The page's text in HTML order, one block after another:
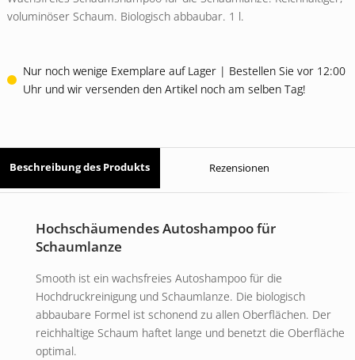
voluminöser Schaum. Biologisch abbaubar. 1 l.
Nur noch wenige Exemplare auf Lager | Bestellen Sie vor 12:00
Uhr und wir versenden den Artikel noch am selben Tag!
Beschreibung des Produkts Rezensionen
Hochschäumendes Autoshampoo für
Schaumlanze
Smooth ist ein wachsfreies Autoshampoo für die
Hochdruckreinigung und Schaumlanze. Die biologisch
abbaubare Formel ist schonend zu allen Oberflächen. Der
reichhaltige Schaum haftet lange und benetzt die Oberfläche
optimal.